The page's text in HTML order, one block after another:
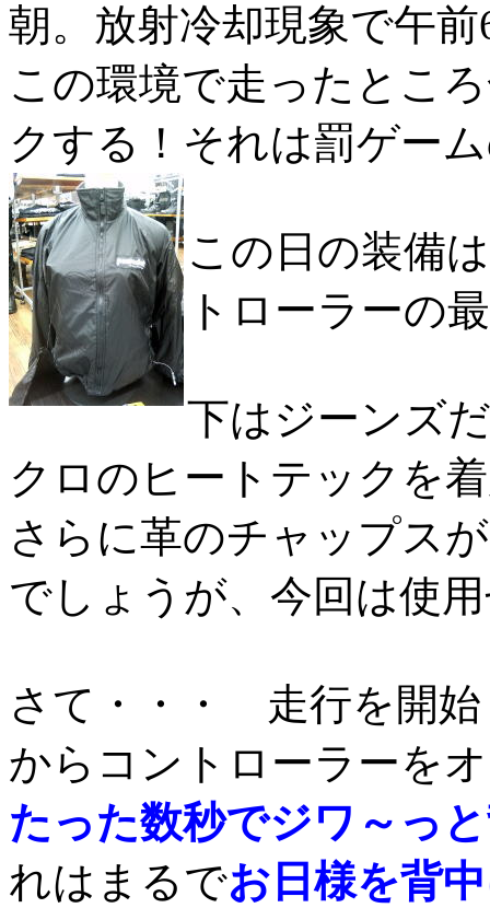
朝。放射冷却現象で午
この環境で走ったとこ
クする！それは罰ゲー
この日の装備
トローラーの
下はジーンズ
クロのヒートテックを
さらに革のチャップス
でしょうが、今回は使
さて・・・ 走行を開始
からコントローラーを
たった数秒でジワ～っ
れはまるでお日様を背